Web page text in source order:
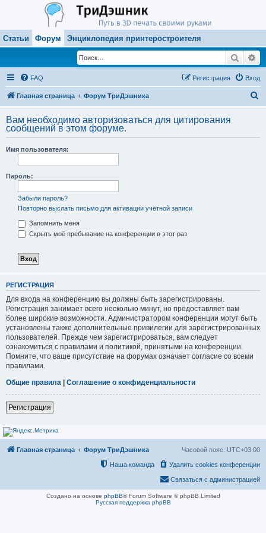
Статьи Форум Энциклопедия принтеростроителя
Поиск
FAQ Вход
Регистрация
Главная страница Форум ТриДэшника
с
Вам необходимо авторизоваться для цитирования
сообщений в этом форуме.
Имя пользователя:
Пароль:
Забыли пароль?
Повторно выслать письмо для активации учётной записи
Запомнить меня
Скрыть моё пребывание на конференции в этот раз
РЕГИСТРАЦИЯ
Для входа на конференцию вы должны быть зарегистрированы.
Регистрация занимает всего несколько минут, но предоставляет вам
более широкие возможности. Администратором конференции могут быть
установлены также дополнительные привилегии для зарегистрированных
пользователей. Прежде чем зарегистрироваться, вам следует
ознакомиться с правилами и политикой, принятыми на конференции.
Помните, что ваше присутствие на форумах означает согласие со всеми
правилами.
Общие правила | Соглашение о конфиденциальности
Регистрация
Главная страница Форум ТриДэшника Часовой пояс: UTC+03:00
Удалить cookies конференции
Наша команда
Связаться с администрацией
Создано на основе phpBB® Forum Software © phpBB Limited
Русская поддержка phpBB